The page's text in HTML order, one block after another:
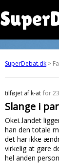
SuperDebat.dk >
tilføjet af k-at for
Slange i
Okei..landet
han den totale
det har ikke
virkelig at gøre
hel anden